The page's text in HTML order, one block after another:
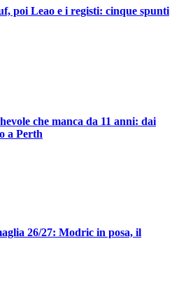
poi Leao e i registi: cinque spunti
che manca da 11 anni: dai
a Perth
26/27: Modric in posa, il